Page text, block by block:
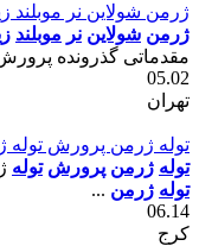
ژرمن شولاين نر موبلند
ژرمن شولاين نر موبلند
مقدماتى گذرونده
05.02
تهران
توله ژرمن پرورش توله
توله ژرمن پرورش توله
توله ژرمن ...
06.14
کرج